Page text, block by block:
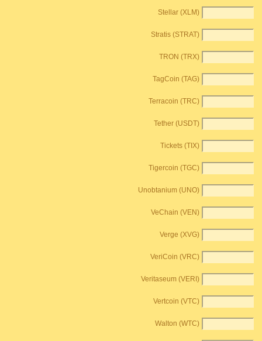
Stellar (XLM)
Stratis (STRAT)
TRON (TRX)
TagCoin (TAG)
Terracoin (TRC)
Tether (USDT)
Tickets (TIX)
Tigercoin (TGC)
Unobtanium (UNO)
VeChain (VEN)
Verge (XVG)
VeriCoin (VRC)
Veritaseum (VERI)
Vertcoin (VTC)
Walton (WTC)